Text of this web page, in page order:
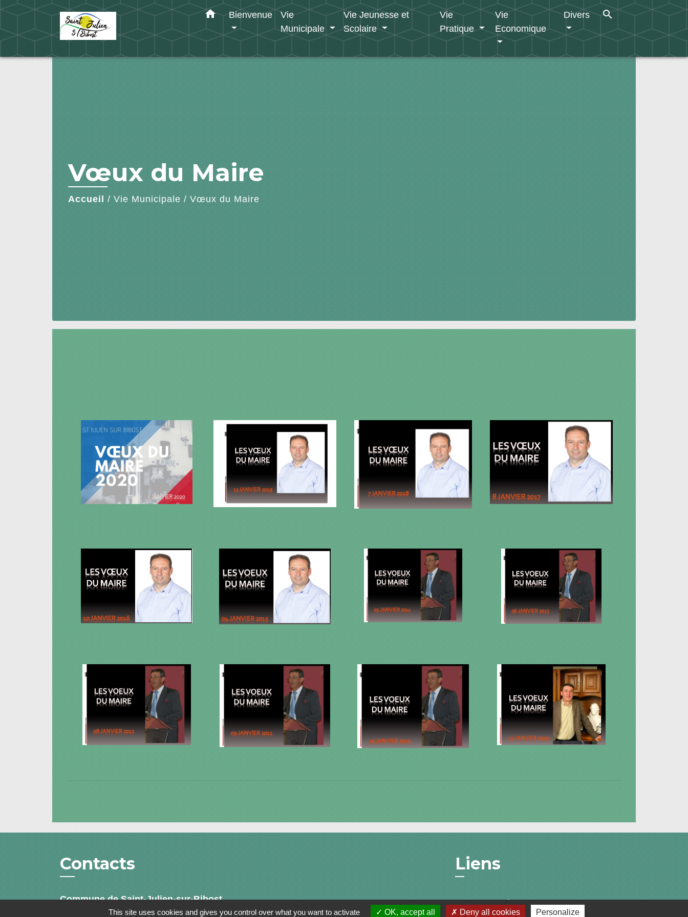
home Bienvenue
Vie
Municipale
Vie Jeunesse et
Scolaire
Vie
Pratique
Vie
Economique
Divers search
Vœux du Maire
Accueil / Vie Municipale / Vœux du Maire
Contacts
Commune de Saint-Julien-sur-Bibost
1, Place de la Mairie
Liens
Communauté de Communes du Pays de
This site uses cookies and gives you control over what you want to activate OK, accept all Deny all cookies Personalize